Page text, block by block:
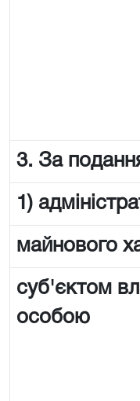
3. За
1)
майнового
суб'єктом
особою